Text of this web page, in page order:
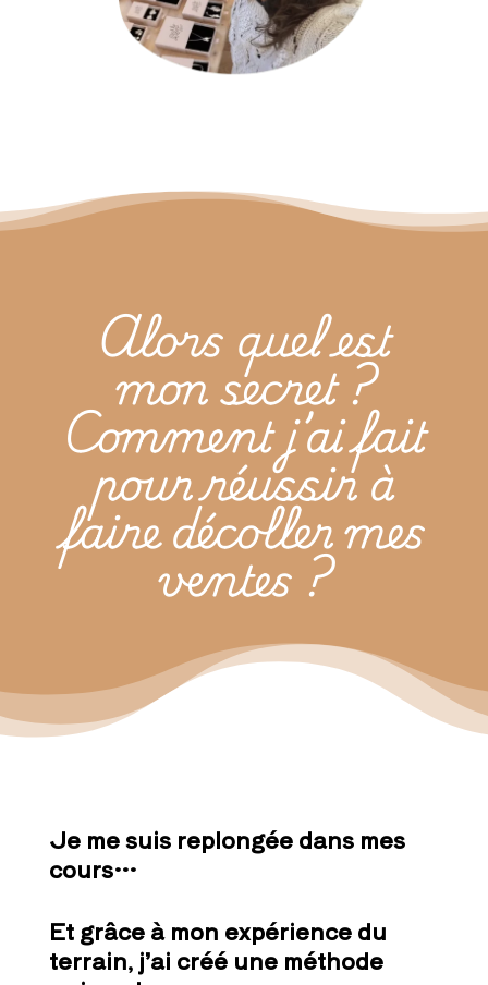
Alors quel est
mon secret ?
Comment j’ai fait
pour réussir à
faire décoller mes
ventes ?
Je me suis replongée dans mes
cours…
Et grâce à mon expérience du
terrain, j’ai créé une méthode